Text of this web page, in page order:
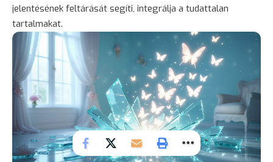
jelentésének feltárását segíti, integrálja a tudattalan
tartalmakat.